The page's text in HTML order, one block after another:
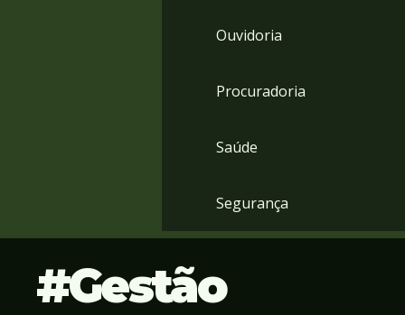
Ouvidoria
Procuradoria
Saúde
Segurança
Gestão